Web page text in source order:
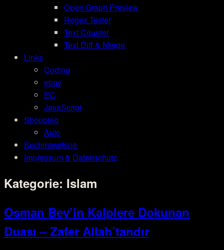
Open Graph Preview
Regex Tester
Text Counter
Text Diff & Merge
Links
Coding
ebay
EC
JavaScript
Shopping
Auto
Suchmaschine
Impressum & Datenschutz
Kategorie: Islam
Osman Bey’in Kalplere Dokunan
Duası – Zafer Allah’tandır